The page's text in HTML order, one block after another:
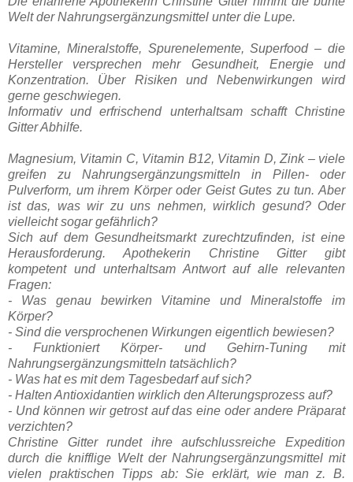
Welt der Nahrungsergänzungsmittel unter die Lupe.
Vitamine, Mineralstoffe, Spurenelemente, Superfood – die
Hersteller versprechen mehr Gesundheit, Energie und
Konzentration. Über Risiken und Nebenwirkungen wird
gerne geschwiegen.
Informativ und erfrischend unterhaltsam schafft Christine
Gitter Abhilfe.
Magnesium, Vitamin C, Vitamin B12, Vitamin D, Zink – viele
greifen zu Nahrungsergänzungsmitteln in Pillen- oder
Pulverform, um ihrem Körper oder Geist Gutes zu tun. Aber
ist das, was wir zu uns nehmen, wirklich gesund? Oder
vielleicht sogar gefährlich?
Sich auf dem Gesundheitsmarkt zurechtzufinden, ist eine
Herausforderung. Apothekerin Christine Gitter gibt
kompetent und unterhaltsam Antwort auf alle relevanten
Fragen:
- Was genau bewirken Vitamine und Mineralstoffe im
Körper?
- Sind die versprochenen Wirkungen eigentlich bewiesen?
- Funktioniert Körper- und Gehirn-Tuning mit
Nahrungsergänzungsmitteln tatsächlich?
- Was hat es mit dem Tagesbedarf auf sich?
- Halten Antioxidantien wirklich den Alterungsprozess auf?
- Und können wir getrost auf das eine oder andere Präparat
verzichten?
Christine Gitter rundet ihre aufschlussreiche Expedition
durch die knifflige Welt der Nahrungsergänzungsmittel mit
vielen praktischen Tipps ab: Sie erklärt, wie man z. B.